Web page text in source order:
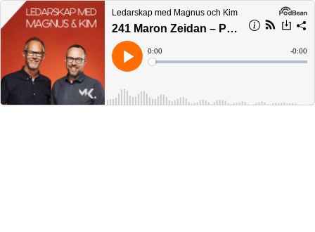
Ledarskap med Magnus och Kim
241 Maron Zeidan – PREVAS
Play
Current
Time
0:00
Loaded:
Time
-0:00